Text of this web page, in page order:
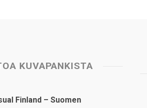
KUVAPANKISTA
Finland – Suomen